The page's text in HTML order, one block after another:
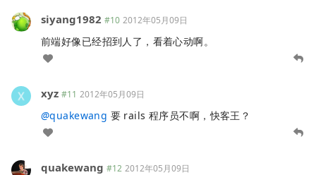
siyang1982 #10 2012年05月09日
前端好像已经招到人了，看着心动啊。
xyz #11 2012年05月09日
@quakewang 要 rails 程序员不啊，快客王？
quakewang #12 2012年05月09日